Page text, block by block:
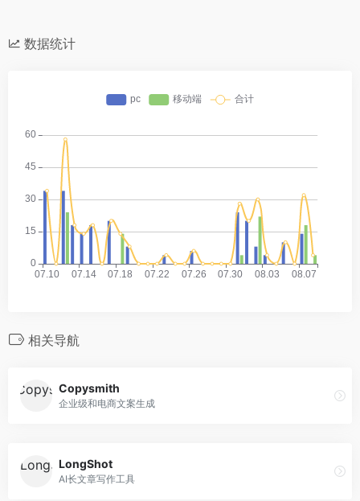
数据统计
相关导航
Copysmith
企业级和电商文案生成
LongShot
AI长文章写作工具